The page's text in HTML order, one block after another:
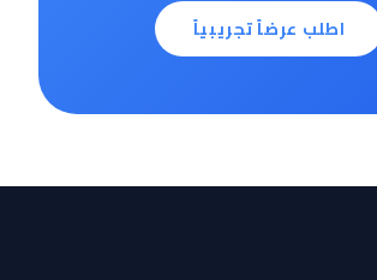
اطلب عرضاً تجريبياً